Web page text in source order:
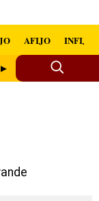
AFIJO INFIJO